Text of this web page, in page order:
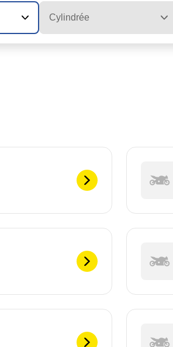
Cylindrée